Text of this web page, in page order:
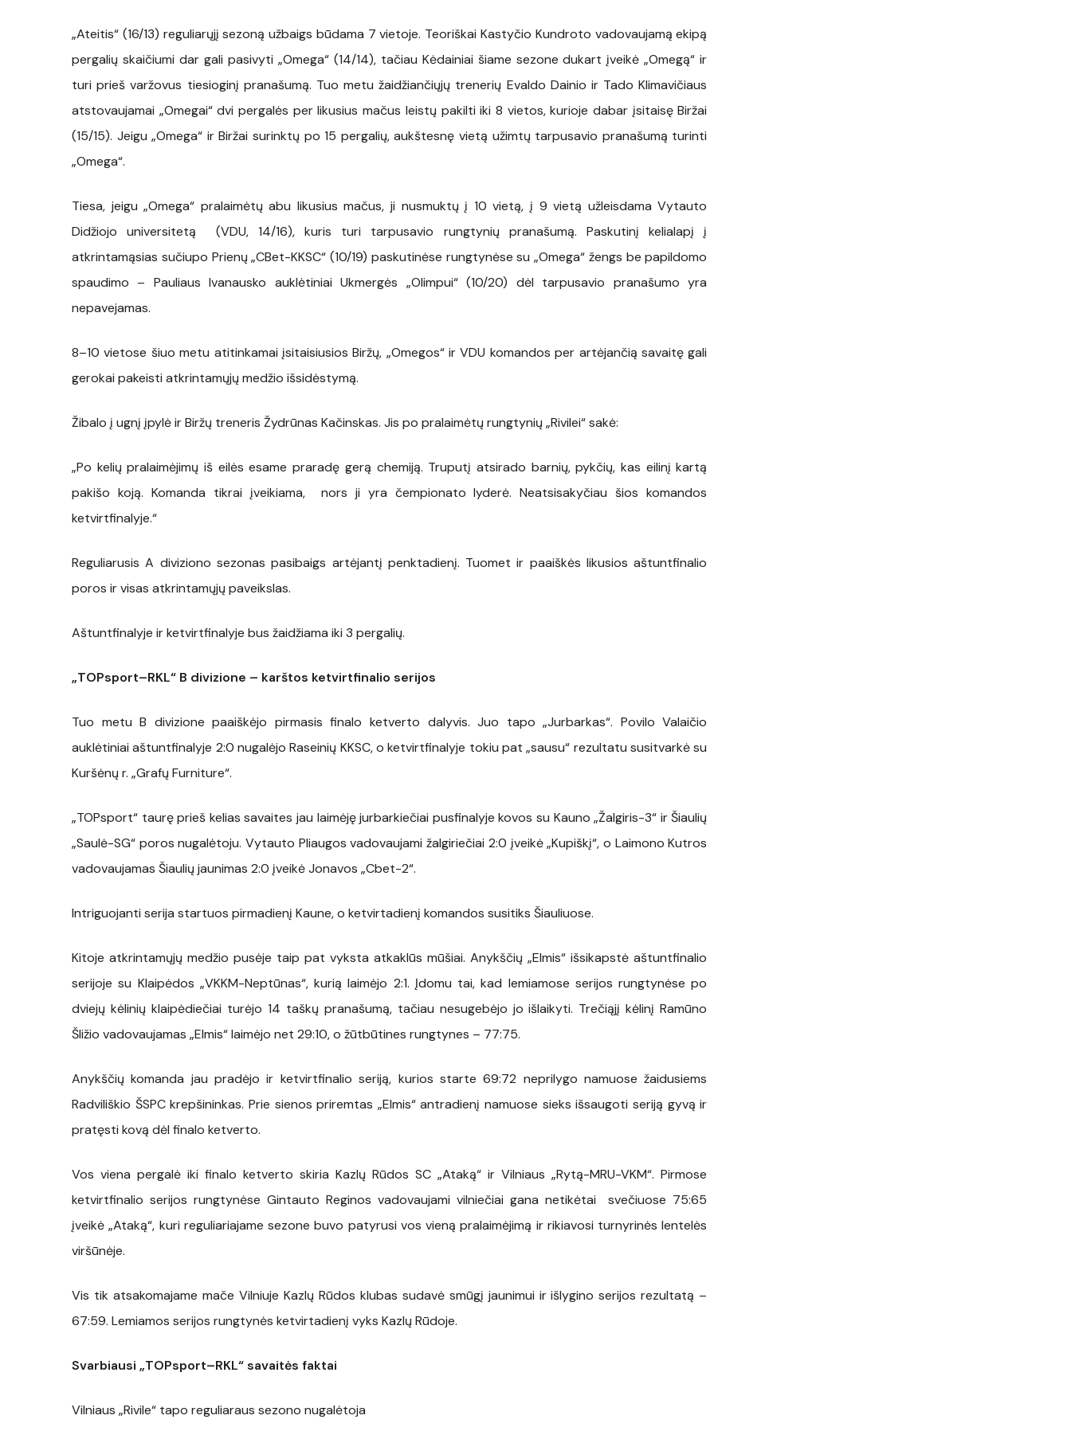
„Ateitis“ (16/13) reguliarųjį sezoną užbaigs būdama 7 vietoje. Teoriškai Kastyčio Kundroto vadovaujamą ekipą
pergalių skaičiumi dar gali pasivyti „Omega“ (14/14), tačiau Kėdainiai šiame sezone dukart įveikė „Omegą“ ir
turi prieš varžovus tiesioginį pranašumą. Tuo metu žaidžiančiųjų trenerių Evaldo Dainio ir Tado Klimavičiaus
atstovaujamai „Omegai“ dvi pergalės per likusius mačus leistų pakilti iki 8 vietos, kurioje dabar įsitaisę Biržai
(15/15). Jeigu „Omega“ ir Biržai surinktų po 15 pergalių, aukštesnę vietą užimtų tarpusavio pranašumą turinti
„Omega“.
Tiesa, jeigu „Omega“ pralaimėtų abu likusius mačus, ji nusmuktų į 10 vietą, į 9 vietą užleisdama Vytauto
Didžiojo universitetą (VDU, 14/16), kuris turi tarpusavio rungtynių pranašumą. Paskutinį kelialapį į
atkrintamąsias sučiupo Prienų „CBet-KKSC“ (10/19) paskutinėse rungtynėse su „Omega“ žengs be papildomo
spaudimo – Pauliaus Ivanausko auklėtiniai Ukmergės „Olimpui“ (10/20) dėl tarpusavio pranašumo yra
nepavejamas.
8–10 vietose šiuo metu atitinkamai įsitaisiusios Biržų, „Omegos“ ir VDU komandos per artėjančią savaitę gali
gerokai pakeisti atkrintamųjų medžio išsidėstymą.
Žibalo į ugnį įpylė ir Biržų treneris Žydrūnas Kačinskas. Jis po pralaimėtų rungtynių „Rivilei“ sakė:
„Po kelių pralaimėjimų iš eilės esame praradę gerą chemiją. Truputį atsirado barnių, pykčių, kas eilinį kartą
pakišo koją. Komanda tikrai įveikiama, nors ji yra čempionato lyderė. Neatsisakyčiau šios komandos
ketvirtfinalyje.“
Reguliarusis A diviziono sezonas pasibaigs artėjantį penktadienį. Tuomet ir paaiškės likusios aštuntfinalio
poros ir visas atkrintamųjų paveikslas.
Aštuntfinalyje ir ketvirtfinalyje bus žaidžiama iki 3 pergalių.
„TOPsport–RKL“ B divizione – karštos ketvirtfinalio serijos
Tuo metu B divizione paaiškėjo pirmasis finalo ketverto dalyvis. Juo tapo „Jurbarkas“. Povilo Valaičio
auklėtiniai aštuntfinalyje 2:0 nugalėjo Raseinių KKSC, o ketvirtfinalyje tokiu pat „sausu“ rezultatu susitvarkė su
Kuršėnų r. „Grafų Furniture“.
„TOPsport“ taurę prieš kelias savaites jau laimėję jurbarkiečiai pusfinalyje kovos su Kauno „Žalgiris-3“ ir Šiaulių
„Saulė-SG“ poros nugalėtoju. Vytauto Pliaugos vadovaujami žalgiriečiai 2:0 įveikė „Kupiškį“, o Laimono Kutros
vadovaujamas Šiaulių jaunimas 2:0 įveikė Jonavos „Cbet-2“.
Intriguojanti serija startuos pirmadienį Kaune, o ketvirtadienį komandos susitiks Šiauliuose.
Kitoje atkrintamųjų medžio pusėje taip pat vyksta atkaklūs mūšiai. Anykščių „Elmis“ išsikapstė aštuntfinalio
serijoje su Klaipėdos „VKKM-Neptūnas“, kurią laimėjo 2:1. Įdomu tai, kad lemiamose serijos rungtynėse po
dviejų kėlinių klaipėdiečiai turėjo 14 taškų pranašumą, tačiau nesugebėjo jo išlaikyti. Trečiąjį kėlinį Ramūno
Šližio vadovaujamas „Elmis“ laimėjo net 29:10, o žūtbūtines rungtynes – 77:75.
Anykščių komanda jau pradėjo ir ketvirtfinalio seriją, kurios starte 69:72 neprilygo namuose žaidusiems
Radviliškio ŠSPC krepšininkas. Prie sienos priremtas „Elmis“ antradienį namuose sieks išsaugoti seriją gyvą ir
pratęsti kovą dėl finalo ketverto.
Vos viena pergalė iki finalo ketverto skiria Kazlų Rūdos SC „Ataką“ ir Vilniaus „Rytą-MRU-VKM“. Pirmose
ketvirtfinalio serijos rungtynėse Gintauto Reginos vadovaujami vilniečiai gana netikėtai svečiuose 75:65
įveikė „Ataką“, kuri reguliariajame sezone buvo patyrusi vos vieną pralaimėjimą ir rikiavosi turnyrinės lentelės
viršūnėje.
Vis tik atsakomajame mače Vilniuje Kazlų Rūdos klubas sudavė smūgį jaunimui ir išlygino serijos rezultatą –
67:59. Lemiamos serijos rungtynės ketvirtadienį vyks Kazlų Rūdoje.
Svarbiausi „TOPsport–RKL“ savaitės faktai
Vilniaus „Rivile“ tapo reguliaraus sezono nugalėtoja